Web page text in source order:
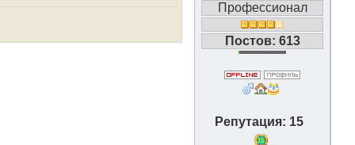
Профессионал
Постов: 613
Репутация: 15
15